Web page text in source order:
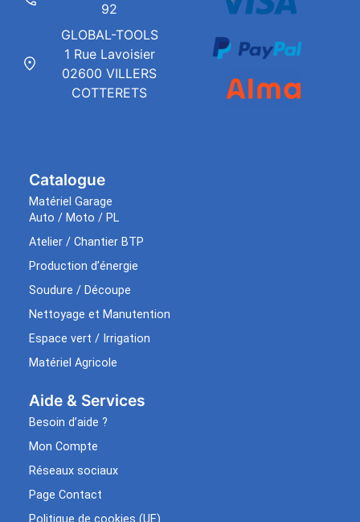
Catalogue
Matériel Garage
Auto / Moto / PL
Atelier / Chantier BTP
Production d’énergie
Soudure / Découpe
Nettoyage et Manutention
Espace vert / Irrigation
Matériel Agricole
Aide & Services​
Besoin d’aide ?
Mon Compte
Réseaux sociaux
Page Contact
Politique de cookies (UE)
92
GLOBAL-TOOLS
1 Rue Lavoisier
02600 VILLERS
COTTERETS